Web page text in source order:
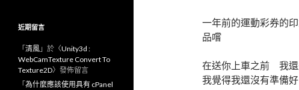
一年前的運動彩券的
品嚐
在送你上車之前 我
我覺得我還沒有準備好
近期留言
「 清風 」於〈Unity3d :
WebCamTexture Convert To
Texture2D〉發佈留言
「 為什麼應該使用具有 cPanel